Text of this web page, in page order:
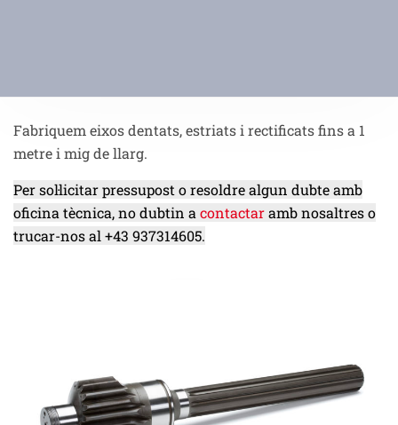
Fabriquem eixos dentats, estriats i rectificats fins a 1
metre i mig de llarg.
Per sol·licitar pressupost o resoldre algun dubte amb
oficina tècnica, no dubtin a contactaramb nosaltres o
trucar-nos al +43 937314605.